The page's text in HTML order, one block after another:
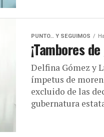
PUNTO… Y SEGUIMOS
¡Tambores
Delfina Gómez y
ímpetus de
excluido de las
gubernatura